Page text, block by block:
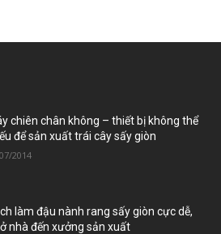
chiên chân không – thiết bị không thể
để sản xuất trái cây sấy giòn
2014
làm đậu nành rang sấy giòn cực dễ,
nhà đến xưởng sản xuất